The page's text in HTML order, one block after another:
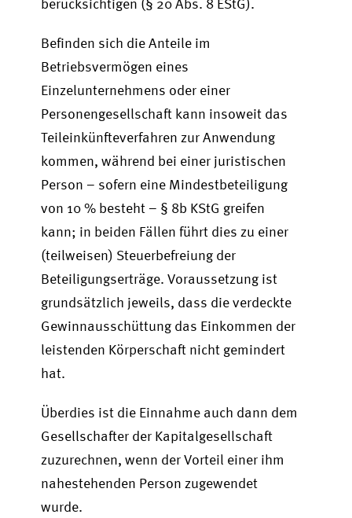
berücksichtigen (§ 20 Abs. 8 EStG).
Befinden sich die Anteile im
Betriebsvermögen eines
Einzelunternehmens oder einer
Personengesellschaft kann insoweit das
Teileinkünfteverfahren zur Anwendung
kommen, während bei einer juristischen
Person – sofern eine Mindestbeteiligung
von 10 % besteht – § 8b KStG greifen
kann; in beiden Fällen führt dies zu einer
(teilweisen) Steuerbefreiung der
Beteiligungserträge. Voraussetzung ist
grundsätzlich jeweils, dass die verdeckte
Gewinnausschüttung das Einkommen der
leistenden Körperschaft nicht gemindert
hat.
Überdies ist die Einnahme auch dann dem
Gesellschafter der Kapitalgesellschaft
zuzurechnen, wenn der Vorteil einer ihm
nahestehenden Person zugewendet
wurde.